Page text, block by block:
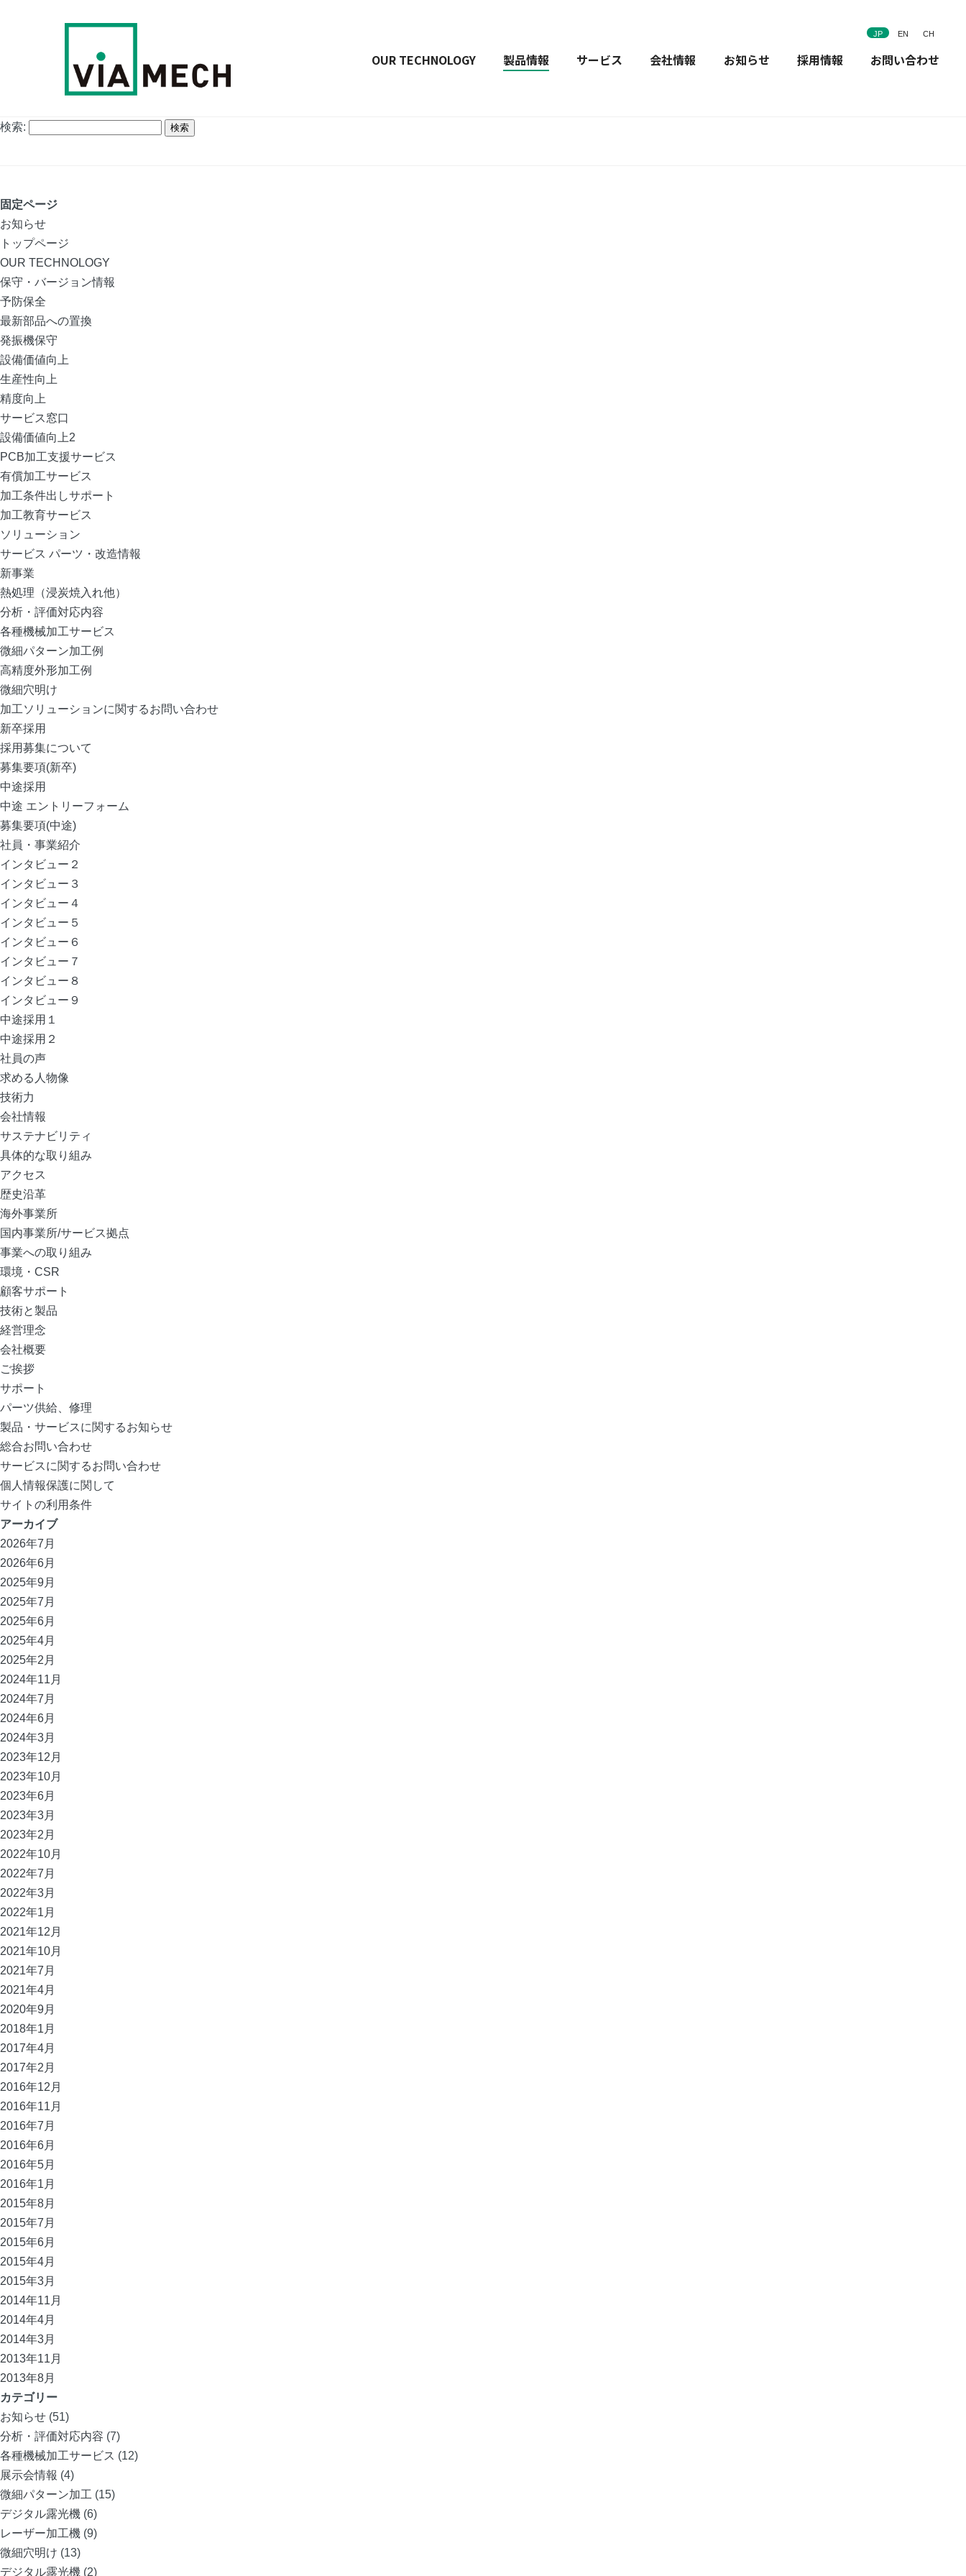
JP EN CH
OUR TECHNOLOGY 製品情報 サービス 会社情報 お知らせ 採用情報 お問い合わせ
検索:
固定ページ
お知らせ
トップページ
OUR TECHNOLOGY
保守・バージョン情報
予防保全
最新部品への置換
発振機保守
設備価値向上
生産性向上
精度向上
サービス窓口
設備価値向上2
PCB加工支援サービス
有償加工サービス
加工条件出しサポート
加工教育サービス
ソリューション
サービス パーツ・改造情報
新事業
熱処理（浸炭焼入れ他）
分析・評価対応内容
各種機械加工サービス
微細パターン加工例
高精度外形加工例
微細穴明け
加工ソリューションに関するお問い合わせ
新卒採用
採用募集について
募集要項(新卒)
中途採用
中途 エントリーフォーム
募集要項(中途)
社員・事業紹介
インタビュー２
インタビュー３
インタビュー４
インタビュー５
インタビュー６
インタビュー７
インタビュー８
インタビュー９
中途採用１
中途採用２
社員の声
求める人物像
技術力
会社情報
サステナビリティ
具体的な取り組み
アクセス
歴史沿革
海外事業所
国内事業所/サービス拠点
事業への取り組み
環境・CSR
顧客サポート
技術と製品
経営理念
会社概要
ご挨拶
サポート
パーツ供給、修理
製品・サービスに関するお知らせ
総合お問い合わせ
サービスに関するお問い合わせ
個人情報保護に関して
サイトの利用条件
アーカイブ
2026年7月
2026年6月
2025年9月
2025年7月
2025年6月
2025年4月
2025年2月
2024年11月
2024年7月
2024年6月
2024年3月
2023年12月
2023年10月
2023年6月
2023年3月
2023年2月
2022年10月
2022年7月
2022年3月
2022年1月
2021年12月
2021年10月
2021年7月
2021年4月
2020年9月
2018年1月
2017年4月
2017年2月
2016年12月
2016年11月
2016年7月
2016年6月
2016年5月
2016年1月
2015年8月
2015年7月
2015年6月
2015年4月
2015年3月
2014年11月
2014年4月
2014年3月
2013年11月
2013年8月
カテゴリー
お知らせ (51)
分析・評価対応内容 (7)
各種機械加工サービス (12)
展示会情報 (4)
微細パターン加工 (15)
デジタル露光機 (6)
レーザー加工機 (9)
微細穴明け (13)
デジタル露光機 (2)